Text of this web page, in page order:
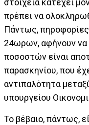
στοιχεία κατέχει
πρέπει να
Πάντως,
24ωρων, αφήνουν να
ποσοστών είναι
παρασκηνίου, που
αντιπαλότητα
υπουργείου
Το βέβαιο, πάντως,